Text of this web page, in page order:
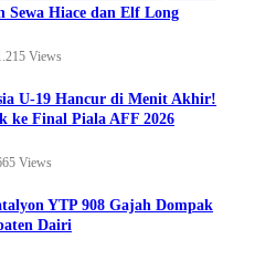
Sewa Hiace dan Elf Long
Views
U-19 Hancur di Menit Akhir!
ke Final Piala AFF 2026
Views
YTP 908 Gajah Dompak
Dairi